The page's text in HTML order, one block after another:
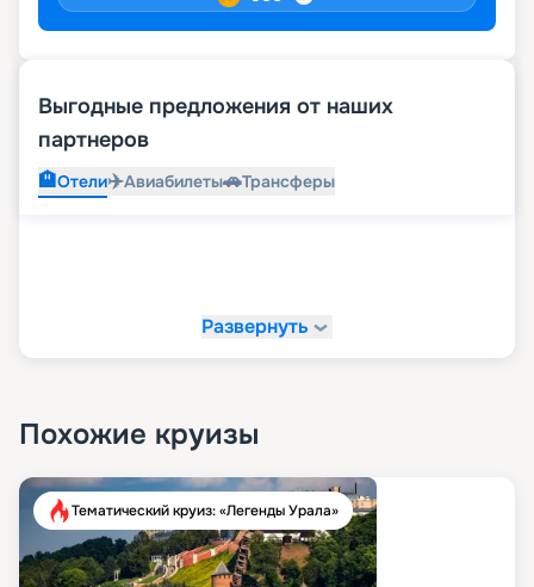
Выгодные предложения от наших
партнеров
🏨Отели✈️Авиабилеты🚗Трансферы
Развернуть
Похожие круизы
Тематический круиз: «Легенды Урала»